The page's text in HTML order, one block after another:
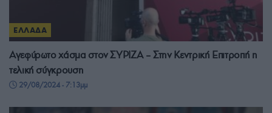
ΕΛΛΑΔΑ
Αγεφύρωτο χάσμα στον ΣΥΡΙΖΑ – Στην Κεντρική Επιτροπή η
τελική σύγκρουση
29/08/2024 - 7:13μμ